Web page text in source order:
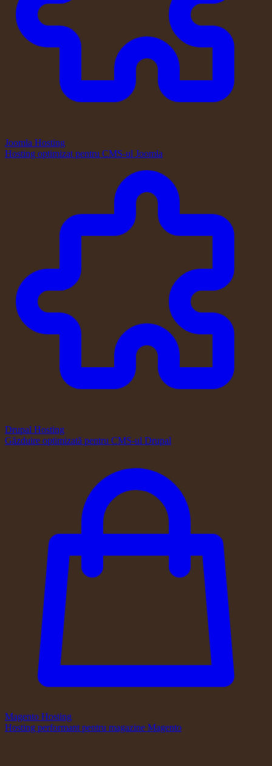
Joomla Hosting
Hosting optimizat pentru CMS-ul Joomla
Drupal Hosting
Găzduire optimizată pentru CMS-ul Drupal
Magento Hosting
Hosting performant pentru magazine Magento